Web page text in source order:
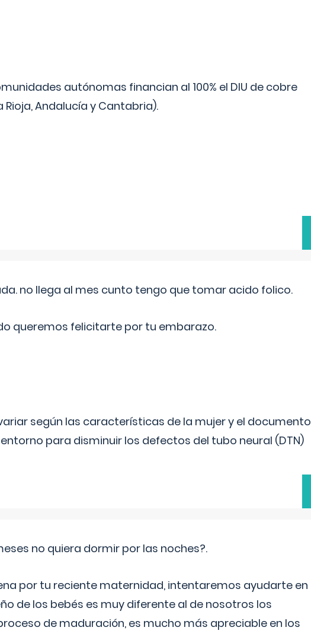
autónomas financian al 100% el DIU de cobre
Rioja, Andalucía y Cantabria).
no llega al mes cunto tengo que tomar acido folico.
queremos felicitarte por tu embarazo.
según las características de la mujer y el documento
para disminuir los defectos del tubo neural (DTN)
no quiera dormir por las noches?.
por tu reciente maternidad, intentaremos ayudarte en
de los bebés es muy diferente al de nosotros los
de maduración, es mucho más apreciable en los